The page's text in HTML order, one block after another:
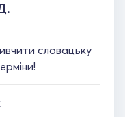
словацьку